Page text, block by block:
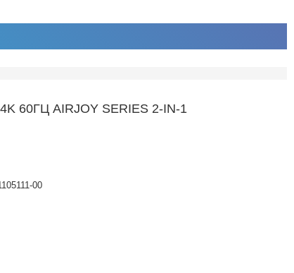
60ГЦ AIRJOY SERIES 2-IN-1
00